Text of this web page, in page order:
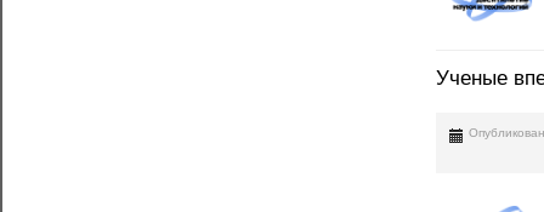
Ученые